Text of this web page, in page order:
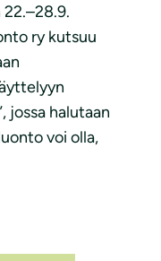
ry kutsuu
jossa halutaan
voi olla,